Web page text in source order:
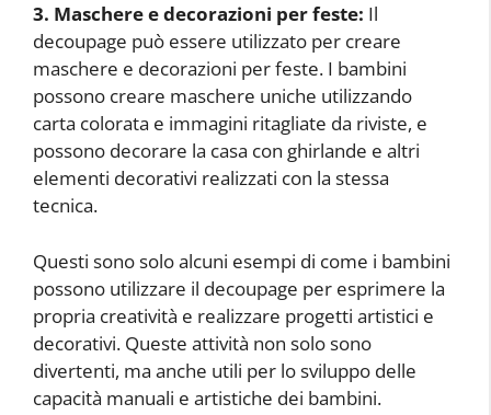
3. Maschere e decorazioni per feste: Il
decoupage può essere utilizzato per creare
maschere e decorazioni per feste. I bambini
possono creare maschere uniche utilizzando
carta colorata e immagini ritagliate da riviste, e
possono decorare la casa con ghirlande e altri
elementi decorativi realizzati con la stessa
tecnica.
Questi sono solo alcuni esempi di come i bambini
possono utilizzare il decoupage per esprimere la
propria creatività e realizzare progetti artistici e
decorativi. Queste attività non solo sono
divertenti, ma anche utili per lo sviluppo delle
capacità manuali e artistiche dei bambini.